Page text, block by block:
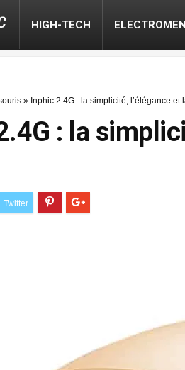
HIGH-TECH
» Inphic 2.4G : la simplicité, l’élégance et
: la